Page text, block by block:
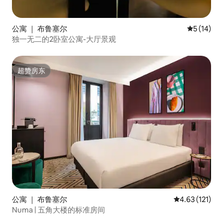
公寓 ｜ 布鲁塞尔 平均评分
5 (14)
独一无二的2卧室公寓-大厅景观
超赞房东
超赞房东
公寓 ｜ 布鲁塞尔 平均评分 4.63
4.63 (121)
Numa | 五角大楼的标准房间